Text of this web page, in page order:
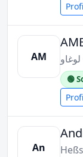
AM
🟢
An